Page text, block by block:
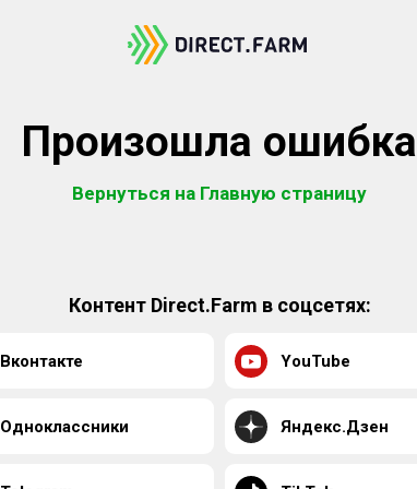
Произошла ошибка
Вернуться на Главную страницу
Контент Direct.Farm в соцсетях:
Вконтакте YouTube
Одноклассники Яндекс.Дзен